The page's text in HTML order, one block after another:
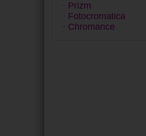
Yalea
Zadig&Voltaire
Prizm
Fotocromatica
Chromance